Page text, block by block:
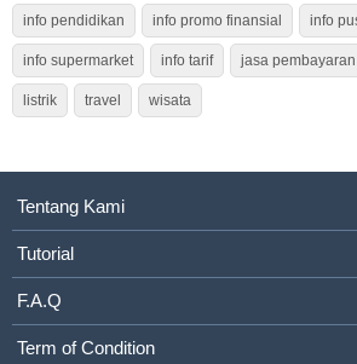
info pendidikan info promo finansial info
info supermarket info tarif jasa pembayaran
listrik travel wisata
Tentang Kami
Tutorial
F.A.Q
Term of Condition